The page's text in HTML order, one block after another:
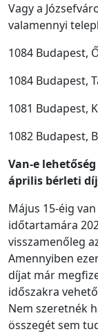
Vagy a
valamennyi
1084 Budapest,
1084 Budapest,
1081 Budapest,
1082 Budapest,
Van-e
április bérleti
Május 15-éig
időtartamára
visszamenőleg
Amennyiben
díjat már
időszakra
Nem szeretnék
összegét sem